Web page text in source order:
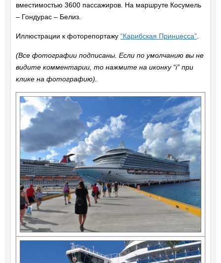
вместимостью 3600 пассажиров. На маршруте Косумель
– Гондурас – Белиз.
Иллюстрации к фоторепортажу “Карибская Принцесса”.
(Все фотографии подписаны. Если по умолчанию вы не
видите комментарии, то нажмите на иконку “i” при
клике на фотографию).